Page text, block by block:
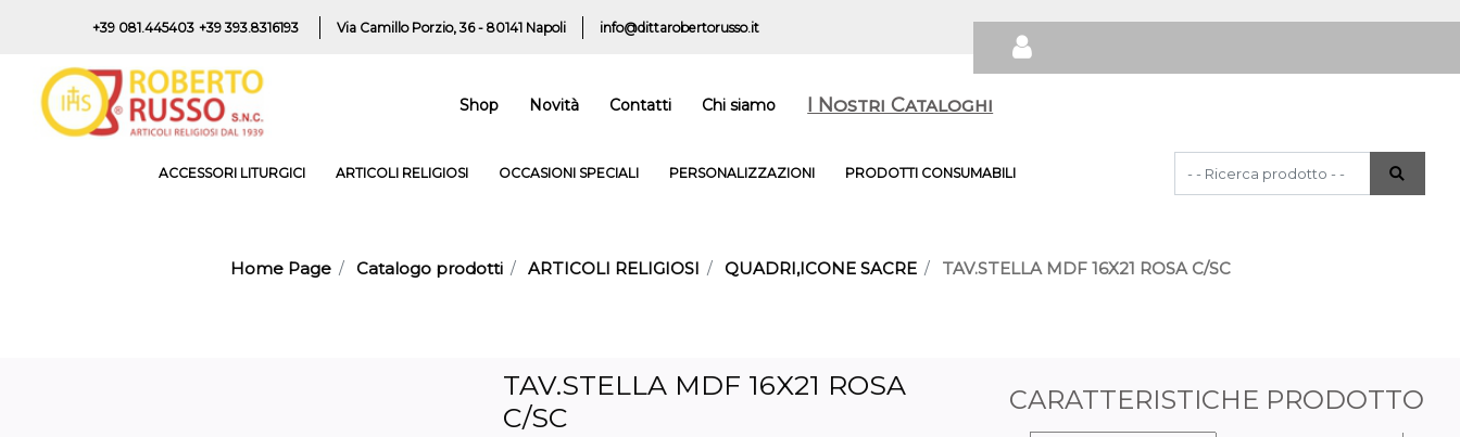
+39 081.445403 +39 393.8316193 Via Camillo Porzio, 36 - 80141 Napoli info@dittarobertorusso.it
Shop Novità Contatti Chi siamo I Nostri Cataloghi
ACCESSORI LITURGICI ARTICOLI RELIGIOSI OCCASIONI SPECIALI PERSONALIZZAZIONI PRODOTTI CONSUMABILI
La modifica di un filtro aggiorna
Home Page Catalogo prodotti ARTICOLI RELIGIOSI QUADRI,ICONE SACRE TAV.STELLA MDF 16X21 ROSA C/SC
TAV.STELLA MDF 16X21 ROSA
C/SC
CARATTERISTICHE PRODOTTO